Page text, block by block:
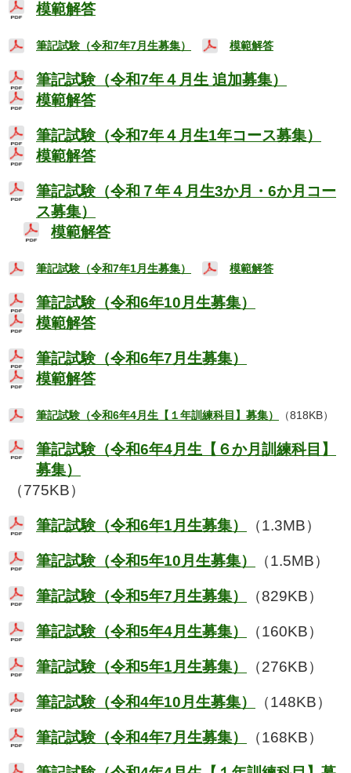
模範解答
筆記試験（令和7年7月生募集） 模範解答
筆記試験（令和7年４月生 追加募集）
模範解答
筆記試験（令和7年４月生1年コース募集）
模範解答
筆記試験（令和７年４月生3か月・6か月コー
ス募集）
模範解答
筆記試験（令和7年1月生募集） 模範解答
筆記試験（令和6年10月生募集）
模範解答
筆記試験（令和6年7月生募集）
模範解答
筆記試験（令和6年4月生【１年訓練科目】募集） （818KB）
筆記試験（令和6年4月生【６か月訓練科目】
募集）
（775KB）
筆記試験（令和6年1月生募集） （1.3MB）
筆記試験（令和5年10月生募集） （1.5MB）
筆記試験（令和5年7月生募集） （829KB）
筆記試験（令和5年4月生募集） （160KB）
筆記試験（令和5年1月生募集） （276KB）
筆記試験（令和4年10月生募集） （148KB）
筆記試験（令和4年7月生募集） （168KB）